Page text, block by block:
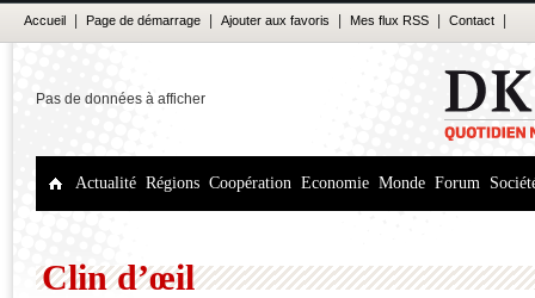
Accueil Page de démarrage Ajouter aux favoris Mes flux RSS Contact
Pas de données à afficher
Actualité Régions Coopération Economie Monde Forum
Clin d’œil